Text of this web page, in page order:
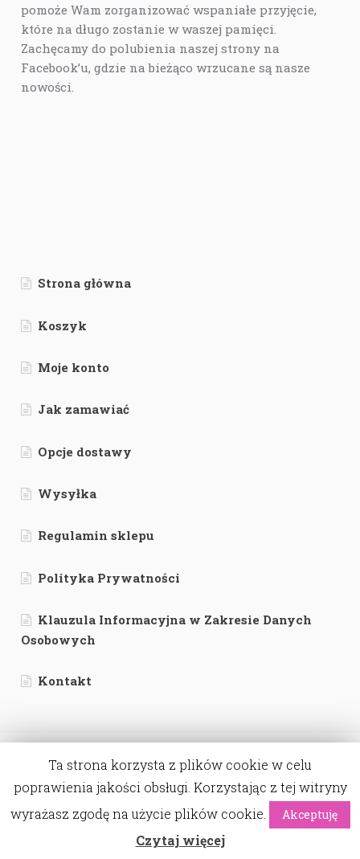
pomoże Wam zorganizować wspaniałe przyjęcie,
które na długo zostanie w waszej pamięci.
Zachęcamy do polubienia naszej strony na
Facebook’u, gdzie na bieżąco wrzucane są nasze
nowości.
Strona główna
Koszyk
Moje konto
Jak zamawiać
Opcje dostawy
Wysyłka
Regulamin sklepu
Polityka Prywatności
Klauzula Informacyjna w Zakresie Danych
Osobowych
Kontakt
© Labamba - bo piękno tkwi w szczegółach. 2026
wdrożenie: webwave.pl 0
Ta strona korzysta z plików cookie w celu
poprawienia jakości obsługi. Korzystając z tej witryny
wyrażasz zgodę na użycie plików cookie.
Akceptuję
Czytaj więcej